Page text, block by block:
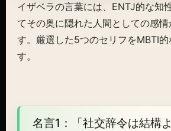
イザベラの言葉には、ENTJ的な知
てその奥に隠れた人間としての感情
す。厳選した5つのセリフをMBTI的
す。
名言1：「社交辞令は結構